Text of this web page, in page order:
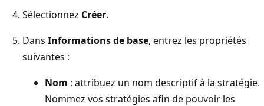
Sélectionnez Créer.
Dans Informations de base, entrez les propriétés
suivantes :
Nom : attribuez un nom descriptif à la stratégie.
Nommez vos stratégies afin de pouvoir les